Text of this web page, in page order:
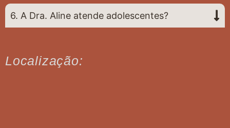
6. A Dra. Aline atende adolescentes?
Localização: